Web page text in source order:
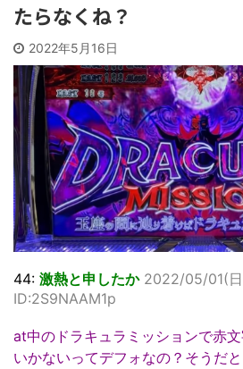
たらなくね？
2022年5月16日
44: 激熱と申したか 2022/05/01(
ID:2S9NAAM1p
at中のドラキュラミッションで赤
いかないってデフォなの？そうだ